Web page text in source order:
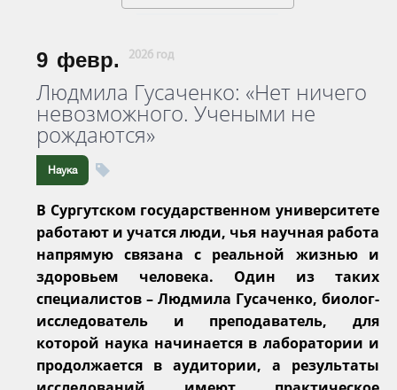
9 февр. 2026 год
Людмила Гусаченко: «Нет ничего
невозможного. Учеными не
рождаются»
Наука
В Сургутском государственном университете
работают и учатся люди, чья научная работа
напрямую связана с реальной жизнью и
здоровьем человека. Один из таких
специалистов – Людмила Гусаченко, биолог-
исследователь и преподаватель, для
которой наука начинается в лаборатории и
продолжается в аудитории, а результаты